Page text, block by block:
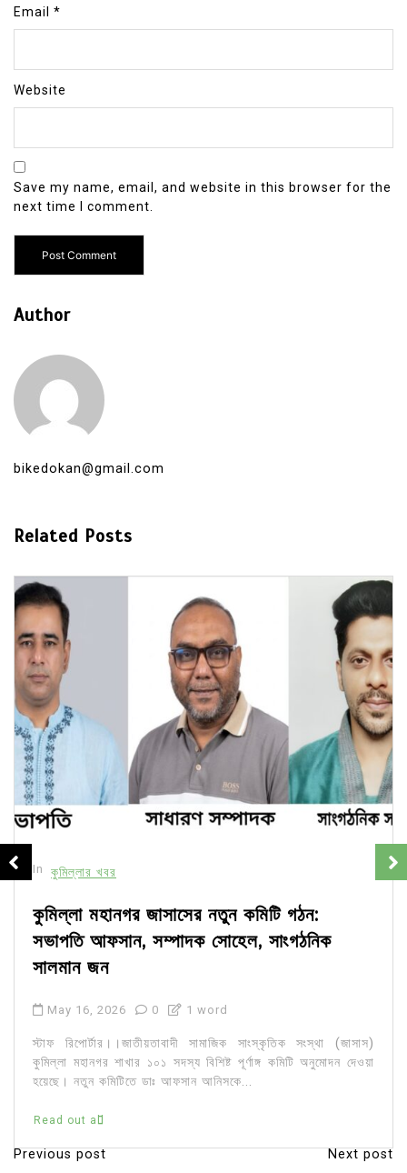
Email *
Website
Save my name, email, and website in this browser for the
next time I comment.
Author
bikedokan@gmail.com
Related Posts
In কুমিল্লার খবর
কুমিল্লা মহানগর জাসাসের নতুন কমিটি গঠন:
সভাপতি আফসান, সম্পাদক সোহেল, সাংগঠনিক
সালমান জন
May 16, 2026 0 1 word
স্টাফ রিপোর্টার।।জাতীয়তাবাদী সামাজিক সাংস্কৃতিক সংস্থা (জাসাস)
কুমিল্লা মহানগর শাখার ১০১ সদস্য বিশিষ্ট পূর্ণাঙ্গ কমিটি অনুমোদন দেওয়া
হয়েছে। নতুন কমিটিতে ডাঃ আফসান আনিসকে...
Read out all
P
Previous post Next post